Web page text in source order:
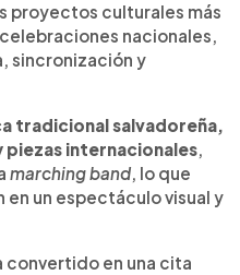
proyectos culturales más
nacionales,
sincronización y
tradicional salvadoreña,
internacionales,
marching band, lo que
un espectáculo visual y
convertido en una cita